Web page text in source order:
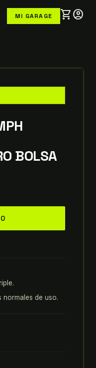
MI GARAGE shopping_cartaccount_circle
BOLSA
normales de uso.